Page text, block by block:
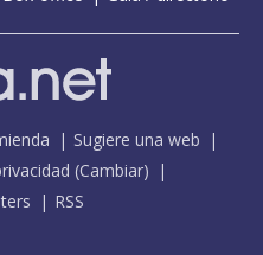
Sugiere una web
(Cambiar)
RSS